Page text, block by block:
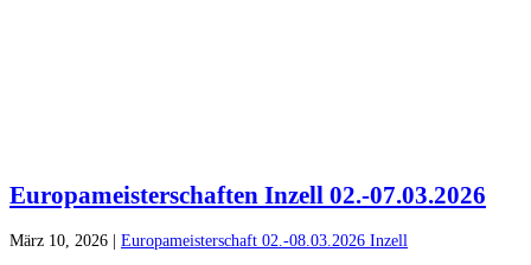
Europameisterschaften Inzell 02.-07.03.2026
März 10, 2026 | Europameisterschaft 02.-08.03.2026 Inzell